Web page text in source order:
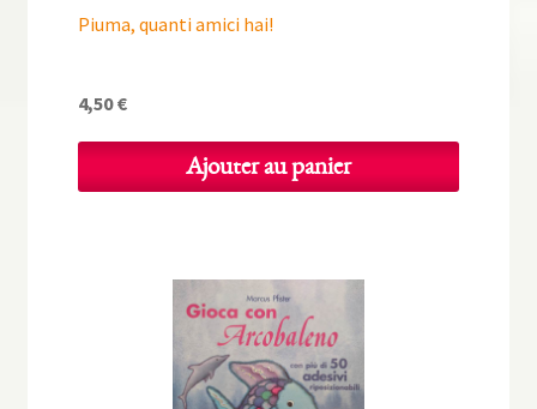
Piuma, quanti amici hai!
4,50€
Ajouter au panier